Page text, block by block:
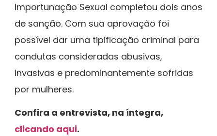
Importunação Sexual completou dois anos
de sanção. Com sua aprovação foi
possível dar uma tipificação criminal para
condutas consideradas abusivas,
invasivas e predominantemente sofridas
por mulheres.
Confira a entrevista, na íntegra,
clicando aqui.